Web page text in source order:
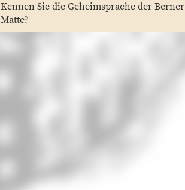
Kennen Sie die Geheimsprache der Berner
Matte?